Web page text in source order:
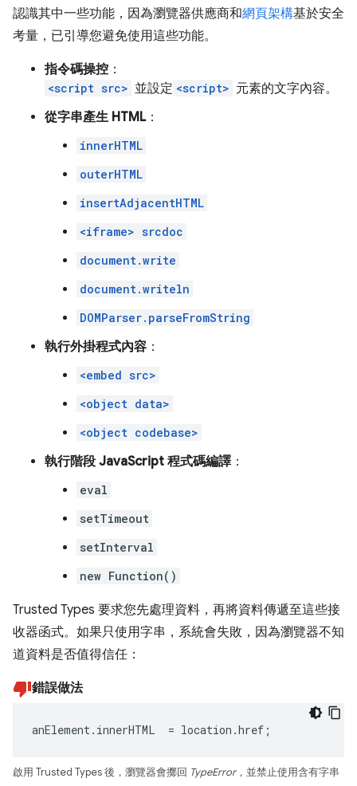
認識其中一些功能，因為瀏覽器供應商和網頁架構基於安全
考量，已引導您避免使用這些功能。
指令碼操控 ：
<script src> 並設定 <script> 元素的文字內容。
從字串產生 HTML：
innerHTML
outerHTML
insertAdjacentHTML
<iframe> srcdoc
document.write
document.writeln
DOMParser.parseFromString
執行外掛程式內容 ：
<embed src>
<object data>
<object codebase>
執行階段 JavaScript 程式碼編譯 ：
eval
setTimeout
setInterval
new Function()
Trusted Types 要求您先處理資料，再將資料傳遞至這些接
收器函式。如果只使用字串，系統會失敗，因為瀏覽器不知
道資料是否值得信任：
錯誤做法
anElement. innerHTML = location .href ;
啟用 Trusted Types 後，瀏覽器會擲回 TypeError，並禁止使用含有字串